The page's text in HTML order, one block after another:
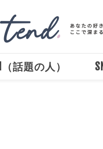
（話題の人）